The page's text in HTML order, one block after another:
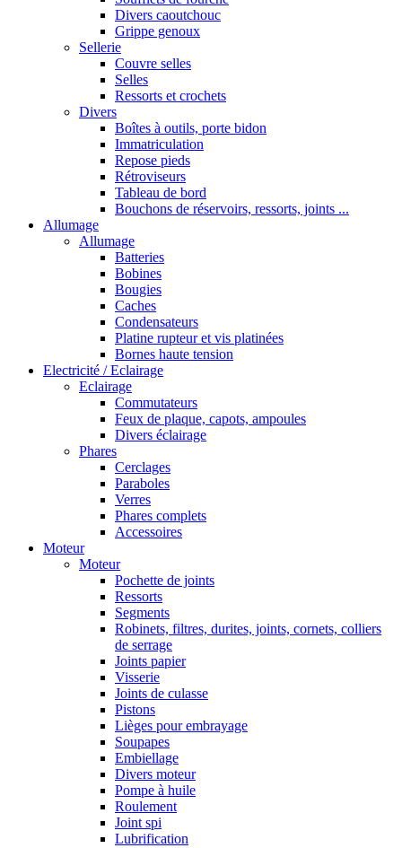
Divers caoutchouc
Grippe genoux
Sellerie
Couvre selles
Selles
Ressorts et crochets
Divers
Boîtes à outils, porte bidon
Immatriculation
Repose pieds
Rétroviseurs
Tableau de bord
Bouchons de réservoirs, ressorts, joints ...
Allumage
Allumage
Batteries
Bobines
Bougies
Caches
Condensateurs
Platine rupteur et vis platinées
Bornes haute tension
Electricité / Eclairage
Eclairage
Commutateurs
Feux de plaque, capots, ampoules
Divers éclairage
Phares
Cerclages
Paraboles
Verres
Phares complets
Accessoires
Moteur
Moteur
Pochette de joints
Ressorts
Segments
Robinets, filtres, durites, joints, cornets, colliers
de serrage
Joints papier
Visserie
Joints de culasse
Pistons
Lièges pour embrayage
Soupapes
Embiellage
Divers moteur
Pompe à huile
Roulement
Joint spi
Lubrification